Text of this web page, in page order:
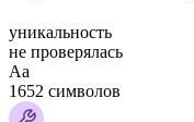
уникальность
не проверялась
Аа
1652 символов